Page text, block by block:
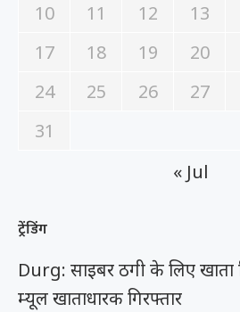
10
11 12 13
17
18 19 20
24
25 26 27
31
« Jul
ट्रेंडिंग
Durg: साइबर ठगी के लिए खाता
म्यूल खाताधारक गिरफ्तार